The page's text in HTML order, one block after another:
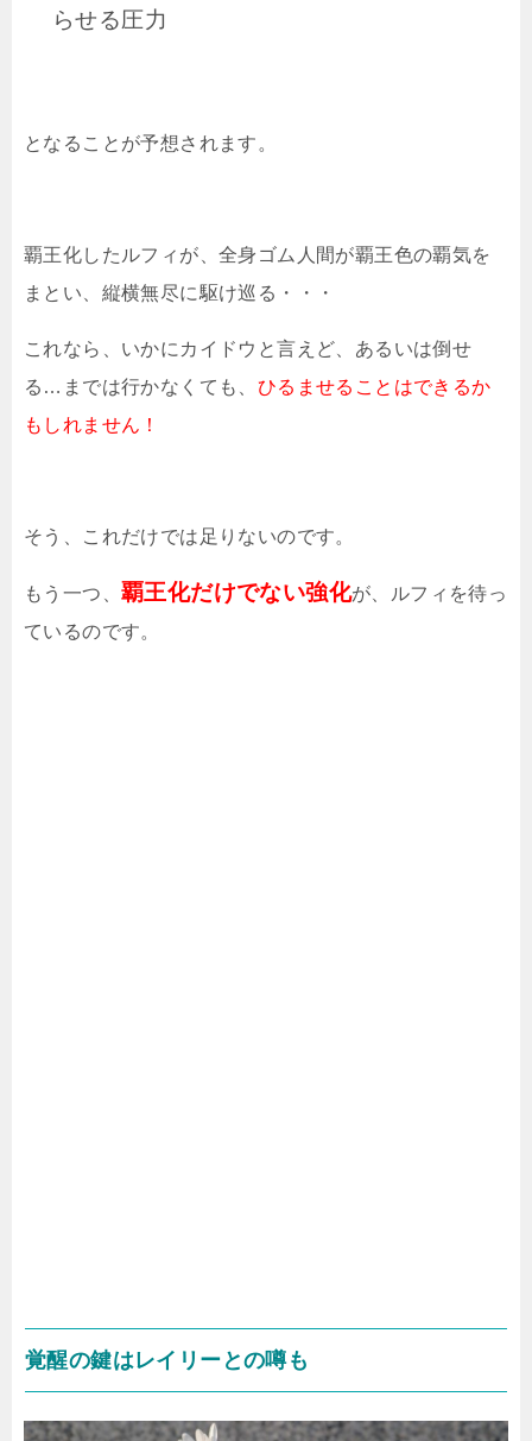
らせる圧力
となることが予想されます。
覇王化したルフィが、全身ゴム人間が覇王色の覇気を
まとい、縦横無尽に駆け巡る・・・
これなら、いかにカイドウと言えど、あるいは倒せ
る…までは行かなくても、 ひるませることはできるか
もしれません！
そう、これだけでは足りないのです。
もう一つ、 覇王化だけでない強化が、ルフィを待っ
ているのです。
覚醒の鍵はレイリーとの噂も